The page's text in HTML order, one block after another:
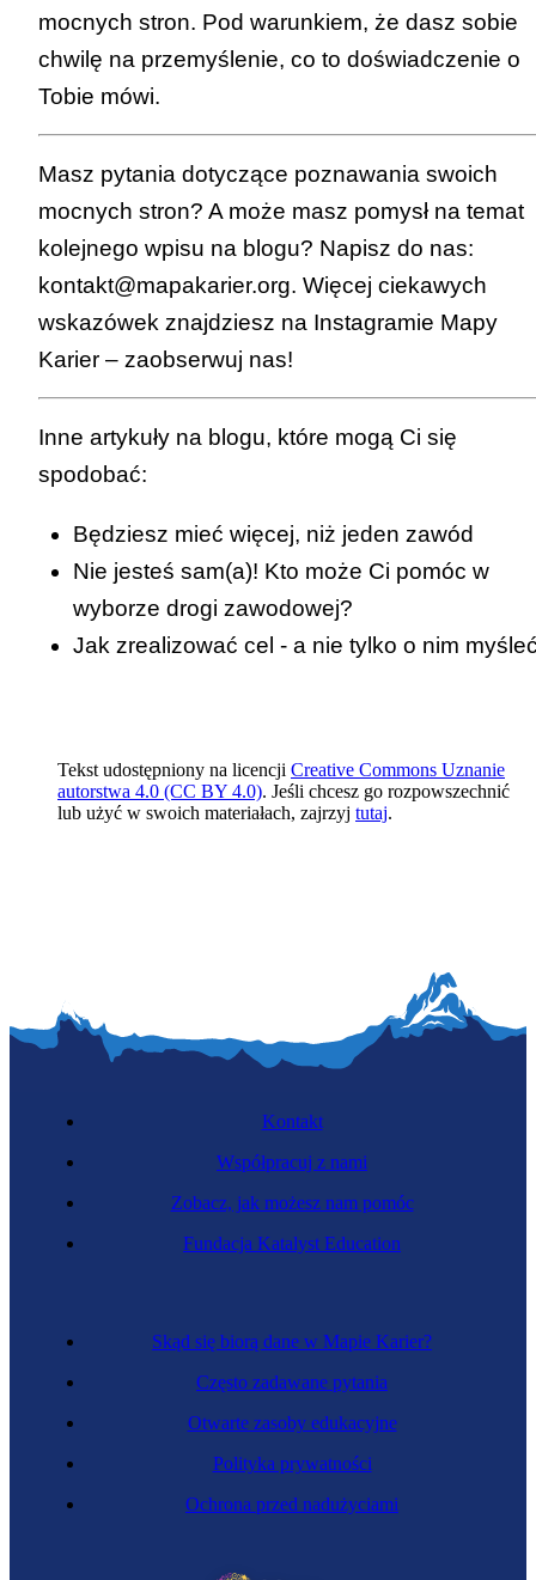
mocnych stron. Pod warunkiem, że dasz sobie
chwilę na przemyślenie, co to doświadczenie o
Tobie mówi.
Masz pytania dotyczące poznawania swoich
mocnych stron? A może masz pomysł na temat
kolejnego wpisu na blogu? Napisz do nas:
kontakt@mapakarier.org. Więcej ciekawych
wskazówek znajdziesz na Instagramie Mapy
Karier – zaobserwuj nas!
Inne artykuły na blogu, które mogą Ci się
spodobać:
Będziesz mieć więcej, niż jeden zawód
Nie jesteś sam(a)! Kto może Ci pomóc w
wyborze drogi zawodowej?
Jak zrealizować cel - a nie tylko o nim
Tekst udostępniony na licencji Creative Commons Uznanie
autorstwa 4.0 (CC BY 4.0). Jeśli chcesz go rozpowszechnić
lub użyć w swoich materiałach, zajrzyj tutaj.
Skąd się biorą dane w Mapie Karier?
Często zadawane pytania
Otwarte zasoby edukacyjne
Polityka prywatności
Ochrona przed nadużyciami
Kontakt
Współpracuj z nami
Zobacz, jak możesz nam pomóc
Fundacja Katalyst Education